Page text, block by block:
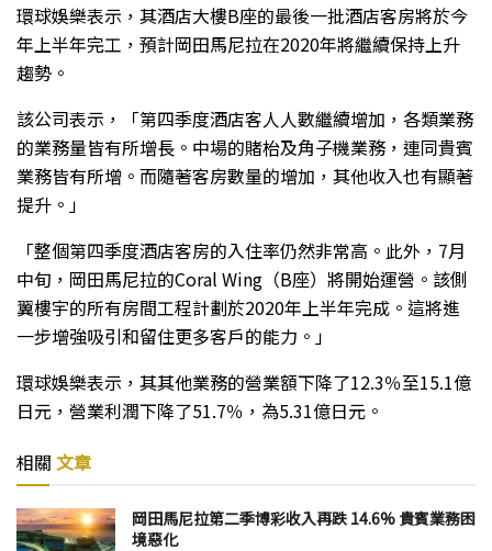
環球娛樂表示，其酒店大樓B座的最後一批酒店客房將於今
年上半年完工，預計岡田馬尼拉在2020年將繼續保持上升
趨勢。
該公司表示，「第四季度酒店客人人數繼續增加，各類業務
的業務量皆有所增長。中場的賭枱及角子機業務，連同貴賓
業務皆有所增。而隨著客房數量的增加，其他收入也有顯著
提升。」
「整個第四季度酒店客房的入住率仍然非常高。此外，7月
中旬，岡田馬尼拉的Coral Wing（B座）將開始運營。該側
翼樓宇的所有房間工程計劃於2020年上半年完成。這將進
一步增強吸引和留住更多客戶的能力。」
環球娛樂表示，其其他業務的營業額下降了12.3％至15.1億
日元，營業利潤下降了51.7％，為5.31億日元。
相關 文章
岡田馬尼拉第二季博彩收入再跌 14.6% 貴賓業務困
境惡化